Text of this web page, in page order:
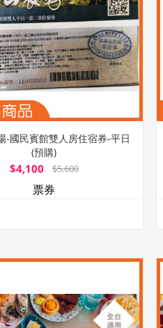
-國民賓館雙人房住宿券-平日
(預購)
$4,100 $5,600
票券